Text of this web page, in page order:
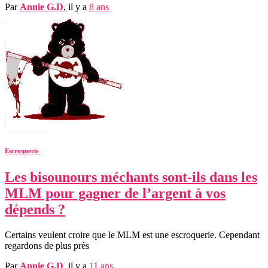
Par Annie G.D, il y a 8 ans
Escroquerie
Les bisounours méchants sont-ils dans les
MLM pour gagner de l’argent à vos
dépends ?
Certains veulent croire que le MLM est une escroquerie. Cependant
regardons de plus près
Par Annie G.D , il y a 11 ans